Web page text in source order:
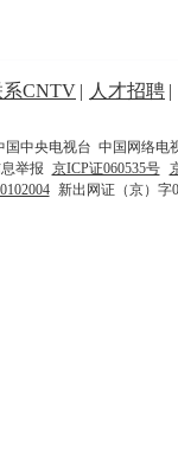
系CNTV | 人才招聘 |
国中央电视台 中国网络电
举报 京ICP证060535号
新出网证（京）